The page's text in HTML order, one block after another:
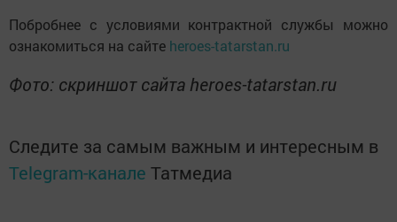
Побробнее с условиями контрактной службы можно
ознакомиться на сайте heroes-tatarstan.ru
Фото: скриншот сайта heroes-tatarstan.ru
Следите за самым важным и интересным в
Telegram-канале Татмедиа